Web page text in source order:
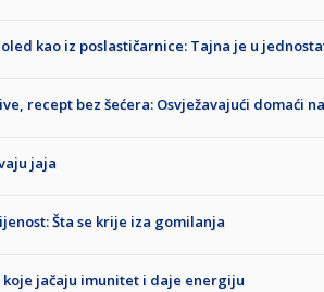
kao iz poslastičarnice: Tajna je u
recept bez šećera: Osvježavajući domaći
jaja
Šta se krije iza gomilanja
koje jačaju imunitet i daje energiju